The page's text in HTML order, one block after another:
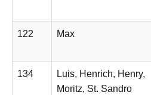
122 Max
134
Luis, Henrich, Henry,
Moritz, St. Sandro